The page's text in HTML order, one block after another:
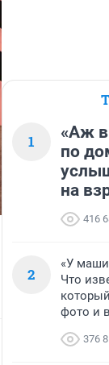
1
«Аж
по
на
416
2
«У
Что
фото и
376